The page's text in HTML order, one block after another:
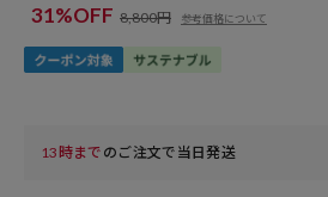
31%OFF 8,800円 参考価格について
13時まで のご注文で当日発送